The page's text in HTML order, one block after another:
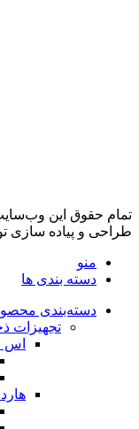
تمام حقوق اين
طراحی و پیاده سازی
منو
دسته بندی ها
دسته‌بندی
تجهیزات
اس